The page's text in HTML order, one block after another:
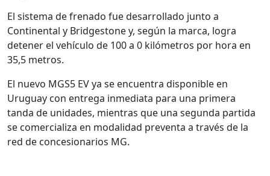
El sistema de frenado fue desarrollado junto a
Continental y Bridgestone y, según la marca, logra
detener el vehículo de 100 a 0 kilómetros por hora en
35,5 metros.
El nuevo MGS5 EV ya se encuentra disponible en
Uruguay con entrega inmediata para una primera
tanda de unidades, mientras que una segunda partida
se comercializa en modalidad preventa a través de la
red de concesionarios MG.